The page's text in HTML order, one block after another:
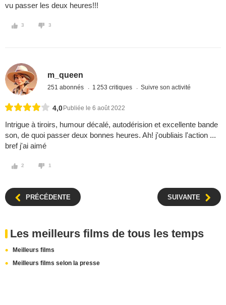
vu passer les deux heures!!!
3 3
m_queen
251 abonnés 1 253 critiques Suivre son activité
4,0 Publiée le 6 août 2022
Intrigue à tiroirs, humour décalé, autodérision et excellente bande
son, de quoi passer deux bonnes heures. Ah! j'oubliais l'action ...
bref j'ai aimé
2 1
PRÉCÉDENTE SUIVANTE
Les meilleurs films de tous les temps
Meilleurs films
Meilleurs films selon la presse